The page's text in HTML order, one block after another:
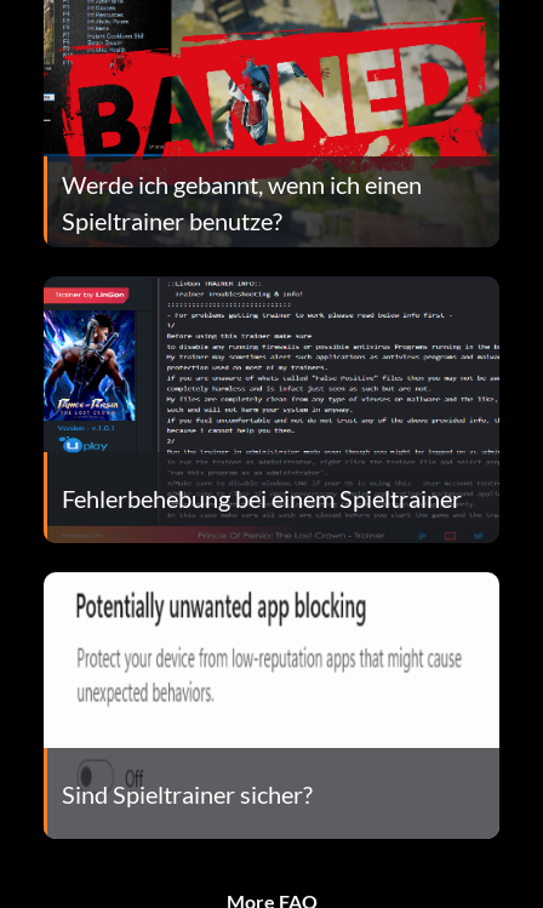
Werde ich gebannt, wenn ich einen
Spieltrainer benutze?
Fehlerbehebung bei einem Spieltrainer
Sind Spieltrainer sicher?
More FAQ